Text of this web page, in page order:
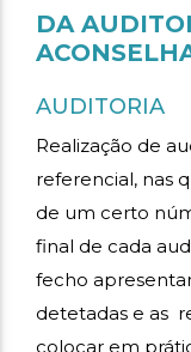
DA
AUDITORIA
Realização de
referencial, nas
de um certo
final de cada
fecho
detetadas e as
colocar em